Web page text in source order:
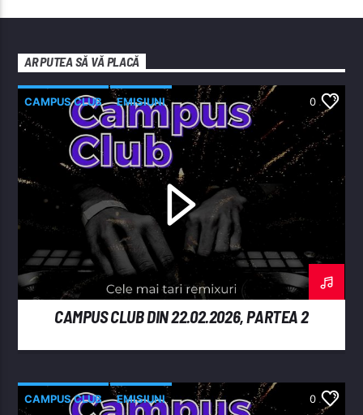
AR PUTEA SĂ VĂ PLACĂ
CAMPUS CLUB EMISIUNI 0
CAMPUS CLUB DIN 22.02.2026, PARTEA 2
CAMPUS CLUB EMISIUNI 0